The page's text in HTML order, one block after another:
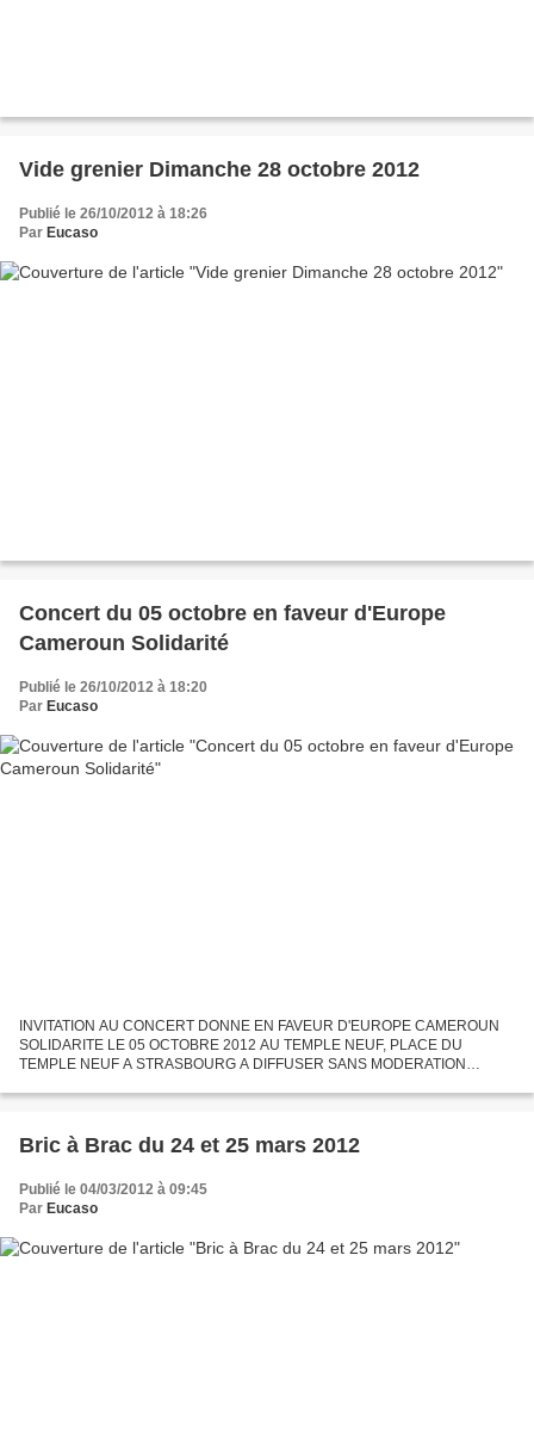
Vide grenier Dimanche 28 octobre 2012
Publié le 26/10/2012 à 18:26
Par Eucaso
Concert du 05 octobre en faveur d'Europe
Cameroun Solidarité
Publié le 26/10/2012 à 18:20
Par Eucaso
INVITATION AU CONCERT DONNE EN FAVEUR D'EUROPE CAMEROUN
SOLIDARITE LE 05 OCTOBRE 2012 AU TEMPLE NEUF, PLACE DU
TEMPLE NEUF A STRASBOURG A DIFFUSER SANS MODERATION
», UN DELICIEUX COCKTAIL CONCOCTE...
Bric à Brac du 24 et 25 mars 2012
Publié le 04/03/2012 à 09:45
Par Eucaso